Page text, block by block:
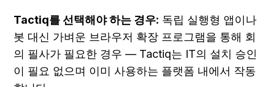
Tactiq를 선택해야 하는 경우: 독립 실행형 앱이나
봇 대신 가벼운 브라우저 확장 프로그램을 통해 회
의 필사가 필요한 경우 — Tactiq는 IT의 설치 승인
이 필요 없으며 이미 사용하는 플랫폼 내에서 작동